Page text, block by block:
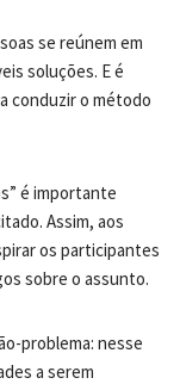
se reúnem em
soluções. E é
conduzir o método
é importante
Assim, aos
os participantes
sobre o assunto.
problema: nesse
a serem